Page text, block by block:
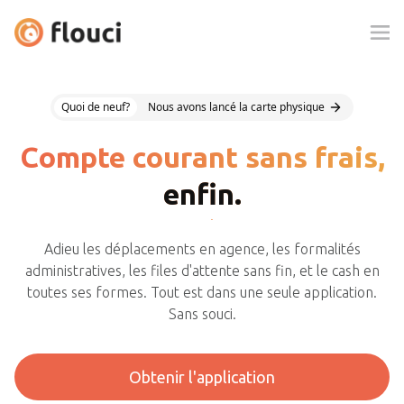
Quoi de neuf? Nous avons lancé la carte physique
Compte courant sans frais,
enfin.
Compte épargne
gratuit,enfin.
Virements
Alimentation wallet par
Adieu les déplacements en agence, les formalités
administratives, les files d'attente sans fin, et le cash en
toutes ses formes. Tout est dans une seule application.
Sans souci.
Obtenir l'application